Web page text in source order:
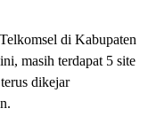
di Kabupaten
masih terdapat 5 site
dikejar